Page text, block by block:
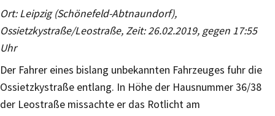
Ort: Leipzig (Schönefeld-Abtnaundorf),
Ossietzkystraße/Leostraße, Zeit: 26.02.2019, gegen 17:55
Uhr
Der Fahrer eines bislang unbekannten Fahrzeuges fuhr die
Ossietzkystraße entlang. In Höhe der Hausnummer 36/38
der Leostraße missachte er das Rotlicht am